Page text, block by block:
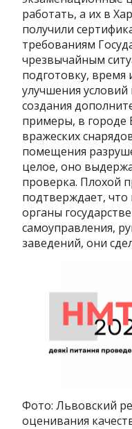
работать, а их в
получили
требованиям
чрезвычайным
подготовку, время
улучшения
создания
примеры, в городе
вражеских
помещения
целое, оно
проверка. Плохой
подтверждает, что
органы
самоуправления,
заведений, они
Фото: Львовский
оценивания